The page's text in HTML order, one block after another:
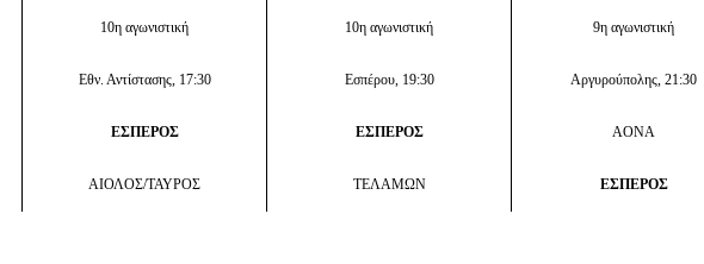
10η αγωνιστική 10η αγωνιστική 9η αγωνιστική
Εθν. Αντίστασης, 17:30 Εσπέρου, 19:30 Αργυρούπολης, 21:30
ΕΣΠΕΡΟΣ ΕΣΠΕΡΟΣ ΑΟΝΑ
ΑΙΟΛΟΣ/ΤΑΥΡΟΣ ΤΕΛΑΜΩΝ ΕΣΠΕΡΟΣ